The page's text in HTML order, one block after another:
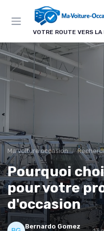
VOTRE ROUTE VERS LA
Ma voiture occasion
Pourquoi
pour votre
d'occasion
Bernardo Gomez
Panneau de gestion des